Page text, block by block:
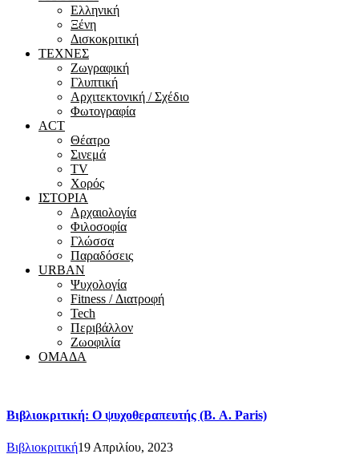
Ελληνική
Ξένη
Δισκοκριτική
ΤΕΧΝΕΣ
Ζωγραφική
Γλυπτική
Αρχιτεκτονική / Σχέδιο
Φωτογραφία
ACT
Θέατρο
Σινεμά
ΤV
Χορός
ΙΣΤΟΡΙΑ
Αρχαιολογία
Φιλοσοφία
Γλώσσα
Παραδόσεις
URBAN
Ψυχολογία
Fitness / Διατροφή
Tech
Περιβάλλον
Ζωοφιλία
ΟΜΑΔΑ
Βιβλιοκριτική: Ο ψυχοθεραπευτής (Β. A. Paris)
Βιβλιοκριτική19 Απριλίου, 2023